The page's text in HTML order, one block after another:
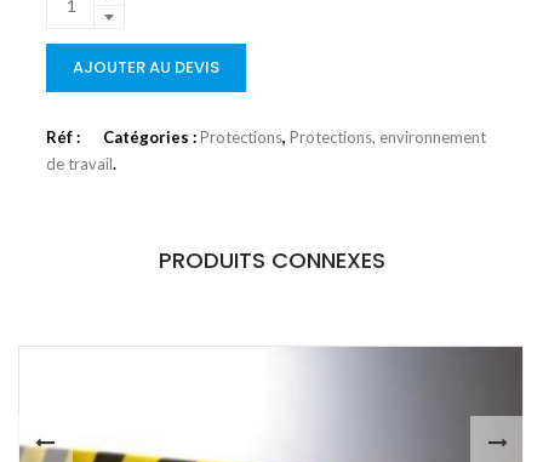
AJOUTER AU DEVIS
Réf : Catégories :Protections, Protections, environnement
de travail.
PRODUITS CONNEXES